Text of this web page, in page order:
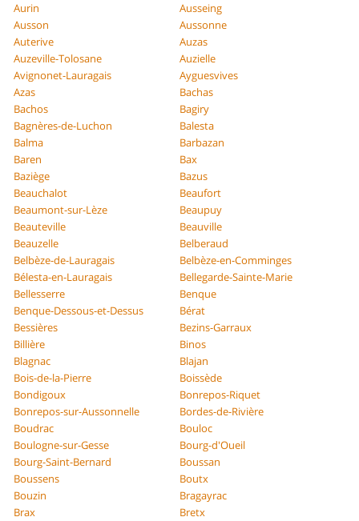
Aurin
Ausseing
Ausson
Aussonne
Auterive
Auzas
Auzeville-Tolosane
Auzielle
Avignonet-Lauragais
Ayguesvives
Azas
Bachas
Bachos
Bagiry
Bagnères-de-Luchon
Balesta
Balma
Barbazan
Baren
Bax
Baziège
Bazus
Beauchalot
Beaufort
Beaumont-sur-Lèze
Beaupuy
Beauteville
Beauville
Beauzelle
Belberaud
Belbèze-de-Lauragais
Belbèze-en-Comminges
Bélesta-en-Lauragais
Bellegarde-Sainte-Marie
Bellesserre
Benque
Benque-Dessous-et-Dessus
Bérat
Bessières
Bezins-Garraux
Billière
Binos
Blagnac
Blajan
Bois-de-la-Pierre
Boissède
Bondigoux
Bonrepos-Riquet
Bonrepos-sur-Aussonnelle
Bordes-de-Rivière
Boudrac
Bouloc
Boulogne-sur-Gesse
Bourg-d'Oueil
Bourg-Saint-Bernard
Boussan
Boussens
Boutx
Bouzin
Bragayrac
Brax
Bretx